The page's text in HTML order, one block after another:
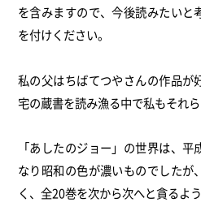
を含みますので、今後読みたいと
を付けください。
私の父はちばてつやさんの作品が
宅の蔵書を読み漁る中で私もそれら
「あしたのジョー」の世界は、 平
なり昭和の色が濃いものでしたが、
く、 全20巻を次から次へと貪るよ